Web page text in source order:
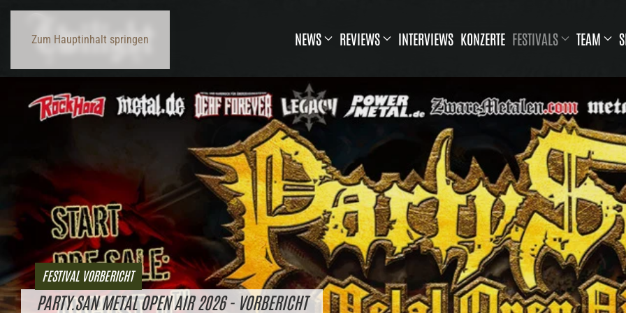
Zum Hauptinhalt springen NEWS REVIEWS INTERVIEWS KONZERTE FESTIVALS TEAM
FESTIVAL VORBERICHT
PARTY.SAN METAL OPEN AIR 2026 - VORBERICHT